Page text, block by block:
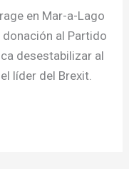
en Mar-a-Lago
al Partido
desestabilizar al
líder del Brexit.